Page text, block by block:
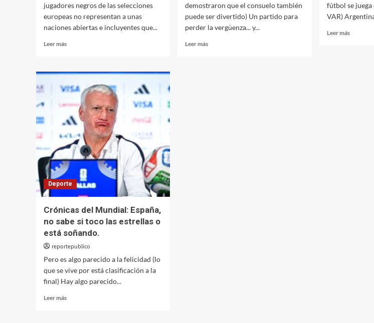
jugadores negros de las selecciones
europeas no representan a unas
naciones abiertas e incluyentes que...
Leer másLeer
La
Blanca»
el
mundial
de
fútbol
demostraron que el consuelo también
puede ser divertido) Un partido para
perder la vergüenza... y...
Leer másLeer
fútbol se juega
VAR)
Leer másLeer
Deporte
Crónicas del Mundial: España,
no sabe si toco las estrellas o
está soñando.
reportepublico
Pero es algo parecido a la felicidad (lo
que se vive por está clasificación a la
final) Hay algo parecido...
Leer másLeer